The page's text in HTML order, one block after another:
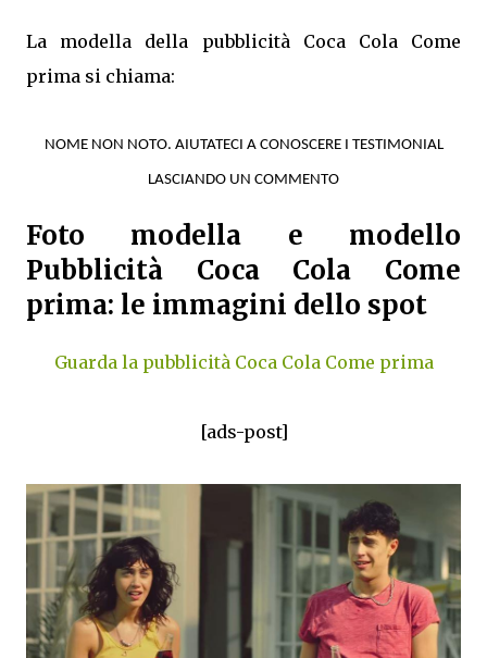
La modella della pubblicità Coca Cola Come
prima si chiama:
NOME NON NOTO. AIUTATECI A CONOSCERE I TESTIMONIAL
LASCIANDO UN COMMENTO
Foto modella e modello
Pubblicità Coca Cola Come
prima: le immagini dello spot
Guarda la pubblicità Coca Cola Come prima
[ads-post]